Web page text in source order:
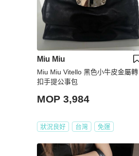
Miu Miu
Miu Miu Vitello 黑色小牛皮金屬轉
扣手提公事包
MOP 3,984
狀況良好 台灣 免運